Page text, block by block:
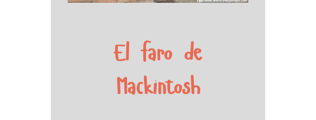
El faro de
Mackintosh